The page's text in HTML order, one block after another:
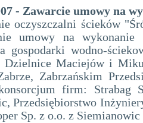
- Zawarcie umowy na
oczyszczalni ścieków
umowy na
gospodarki wodno-
Maciejów i
Zabrzańskim
firm: Strabag
Przedsiębiorstwo
Sp. z o.o. z Siemianowic